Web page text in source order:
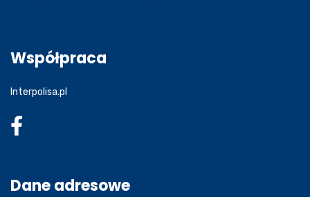
Współpraca
Interpolisa.pl
Dane adresowe